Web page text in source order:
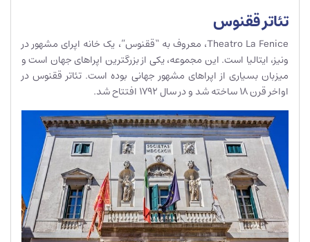
تئاتر ققنوس
Theatro La Fenice، معروف به “ققنوس”، یک خانه اپرای مشهور در
ونیز، ایتالیا است. این مجموعه، یکی از بزرگترین اپراهای جهان است و
میزبان بسیاری از اپراهای مشهور جهانی بوده است. تئاتر ققنوس در
اواخر قرن 18 ساخته شد و در سال 1792 افتتاح شد.